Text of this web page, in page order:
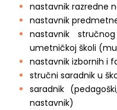
nastavnik razredne
nastavnik
nastavnik
umetničkoj školi
nastavnik izbornih i
stručni saradnik u
saradnik
nastavnik)